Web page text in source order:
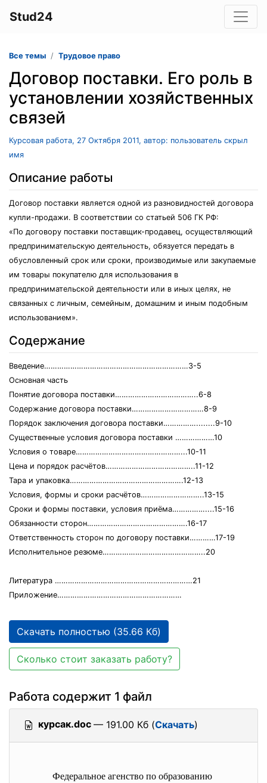
Stud24
Все темы Трудовое право
Договор поставки. Его роль в
установлении хозяйственных
связей
Курсовая работа, 27 Октября 2011, автор: пользователь скрыл
имя
Описание работы
Договор поставки является одной из разновидностей договора
купли-продажи. В соответствии со статьей 506 ГК РФ:
«По договору поставки поставщик-продавец, осуществляющий
предпринимательскую деятельность, обязуется передать в
обусловленный срок или сроки, производимые или закупаемые
им товары покупателю для использования в
предпринимательской деятельности или в иных целях, не
связанных с личным, семейным, домашним и иным подобным
использованием».
Содержание
Введение…………………………………………………………3-5
Основная часть
Понятие договора поставки………………………………..6-8
Содержание договора поставки……………………………8-9
Порядок заключения договора поставки……………........9-10
Существенные условия договора поставки ………………10
Условия о товаре…………………………………………...10-11
Цена и порядок расчётов…………………………………..11-12
Тара и упаковка…………………………………………….12-13
Условия, формы и сроки расчётов………………………..13-15
Сроки и формы поставки, условия приёма……………....15-16
Обязанности сторон……………………………………….16-17
Ответственность сторон по договору поставки…………17-19
Исполнительное резюме………………………………………..20
Литература ………………………………………………………21
Приложение…………………………………………………
Скачать полностью (35.66 Кб)
Сколько стоит заказать работу?
Работа содержит 1 файл
курсак.doc — 191.00 Кб (Скачать)
Федеральное агенство по образованию